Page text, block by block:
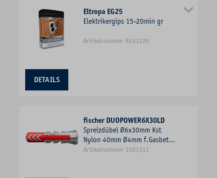
Eltropa EG25
Elektrikergips 15-20min gr
Artikelnummer 8241320
DETAILS
fischer DUOPOWER6X30LD
Spreizdübel Ø6x30mm Kst
Nylon 40mm Ø4mm f.Gasbeton
f.SKT-Schr
Artikelnummer 3301311